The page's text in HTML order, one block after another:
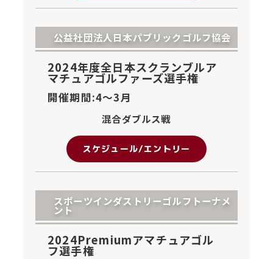
公益社団法人日本パブリックゴルフ協会
2024年度全日本スクランブルア
マチュアゴルファーズ選手権
開催期間:4〜3月
混合ダブルス戦
スケジュール/エントリー
スポーツインダストリーゴルフトーナメ
ント
2024Premiumアマチュアゴル
フ選手権